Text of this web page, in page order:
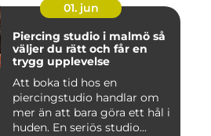
01. jun
Piercing studio i malmö så
väljer du rätt och får en
trygg upplevelse
Att boka tid hos en
piercingstudio handlar om
mer än att bara göra ett hål i
huden. En seriös studio...